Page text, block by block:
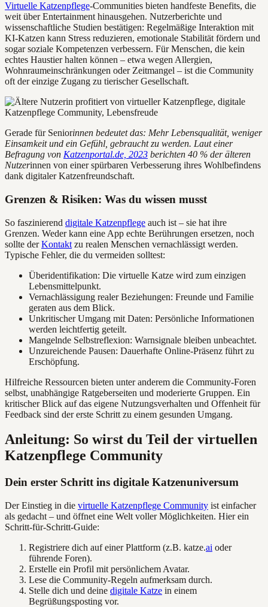
Virtuelle Katzenpflege-Communities bieten handfeste Benefits, die
weit über Entertainment hinausgehen. Nutzerberichte und
wissenschaftliche Studien bestätigen: Regelmäßige Interaktion mit
KI-Katzen kann Stress reduzieren, emotionale Stabilität fördern und
sogar soziale Kompetenzen verbessern. Für Menschen, die kein
echtes Haustier halten können – etwa wegen Allergien,
Wohnraumeinschränkungen oder Zeitmangel – ist die Community
oft der einzige Zugang zu tierischer Gesellschaft.
Gerade für Seniorinnen bedeutet das: Mehr Lebensqualität, weniger
Einsamkeit und ein Gefühl, gebraucht zu werden. Laut einer
Befragung von Katzenportal.de, 2023 berichten 40 % der älteren
Nutzerinnen von einer spürbaren Verbesserung ihres Wohlbefindens
dank digitaler Katzenfreundschaft.
Grenzen & Risiken: Was du wissen musst
So faszinierend digitale Katzenpflege auch ist – sie hat ihre
Grenzen. Weder kann eine App echte Berührungen ersetzen, noch
sollte derKontakt zu realen Menschen vernachlässigt werden.
Typische Fehler, die du vermeiden solltest:
Überidentifikation: Die virtuelle Katze wird zum einzigen
Lebensmittelpunkt.
Vernachlässigung realer Beziehungen: Freunde und Familie
geraten aus dem Blick.
Unkritischer Umgang mit Daten: Persönliche Informationen
werden leichtfertig geteilt.
Mangelnde Selbstreflexion: Warnsignale bleiben unbeachtet.
Unzureichende Pausen: Dauerhafte Online-Präsenz führt zu
Erschöpfung.
Hilfreiche Ressourcen bieten unter anderem die Community-Foren
selbst, unabhängige Ratgeberseiten und moderierte Gruppen. Ein
kritischer Blick auf das eigene Nutzungsverhalten und Offenheit für
Feedback sind der erste Schritt zu einem gesunden Umgang.
Anleitung: So wirst du Teil der virtuellen
Katzenpflege Community
Dein erster Schritt ins digitale Katzenuniversum
Der Einstieg in die virtuelle Katzenpflege Community ist einfacher
als gedacht – und öffnet eine Welt voller Möglichkeiten. Hier ein
Schritt-für-Schritt-Guide:
Registriere dich auf einer Plattform (z.B. katze.ai oder
führende Foren).
Erstelle ein Profil mit persönlichem Avatar.
Lese die Community-Regeln aufmerksam durch.
Stelle dich und deine digitale Katze in einem
Begrüßungsposting vor.